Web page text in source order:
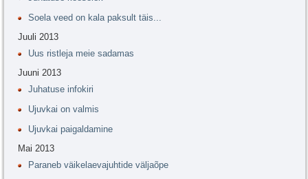
Soela veed on kala paksult täis...
Juuli 2013
Uus ristleja meie sadamas
Juuni 2013
Juhatuse infokiri
Ujuvkai on valmis
Ujuvkai paigaldamine
Mai 2013
Paraneb väikelaevajuhtide väljaõpe